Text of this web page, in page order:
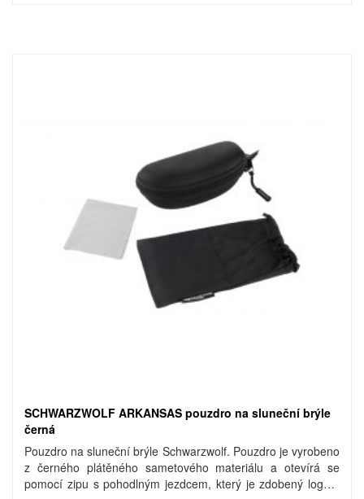
SCHWARZWOLF ARKANSAS pouzdro na sluneční brýle
černá
Pouzdro na sluneční brýle Schwarzwolf. Pouzdro je vyrobeno
z černého plátěného sametového materiálu a otevírá se
pomocí zipu s pohodlným jezdcem, který je zdobený logem